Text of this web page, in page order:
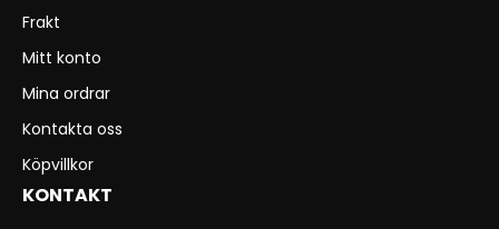
Frakt
Mitt konto
Mina ordrar
Kontakta oss
Köpvillkor
KONTAKT